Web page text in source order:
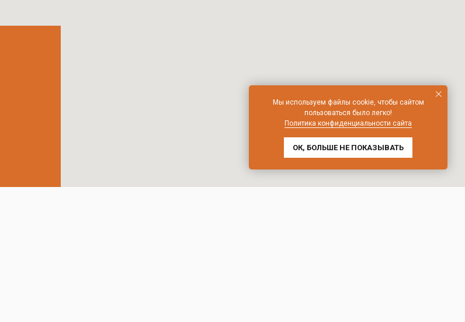
Мы используем файлы cookie, чтобы сайтом
пользоваться было легко!
Политика конфиденциальности сайта
ОК, БОЛЬШЕ НЕ ПОКАЗЫВАТЬ